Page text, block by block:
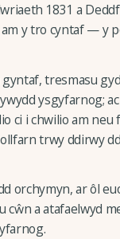
1831 a
y tro cyntaf — y
tresmasu
ysgyfarnog;
ci i chwilio am
trwy ddirwy
orchymyn, ar ôl
a atafaelwyd